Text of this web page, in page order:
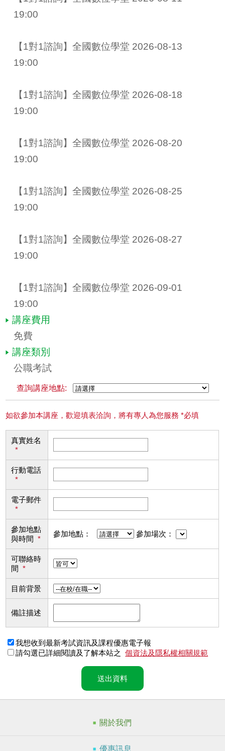
19:00
【1對1諮詢】全國數位學堂 2026-08-13
19:00
【1對1諮詢】全國數位學堂 2026-08-18
19:00
【1對1諮詢】全國數位學堂 2026-08-20
19:00
【1對1諮詢】全國數位學堂 2026-08-25
19:00
【1對1諮詢】全國數位學堂 2026-08-27
19:00
【1對1諮詢】全國數位學堂 2026-09-01
19:00
講座費用
免費
講座類別
公職考試
查詢講座地點:
如欲參加本講座，歡迎填表洽詢，將有專人為您服務 *必填
真實姓名
*
行動電話
*
電子郵件
*
參加地點
與時間 *
參加地點： 參加場次：
可聯絡時
間 *
目前背景
備註描述
我想收到最新考試資訊及課程優惠電子報
請勾選已詳細閱讀及了解本站之
個資法及隱私權相關規範
送出資料
關於我們
優惠訊息